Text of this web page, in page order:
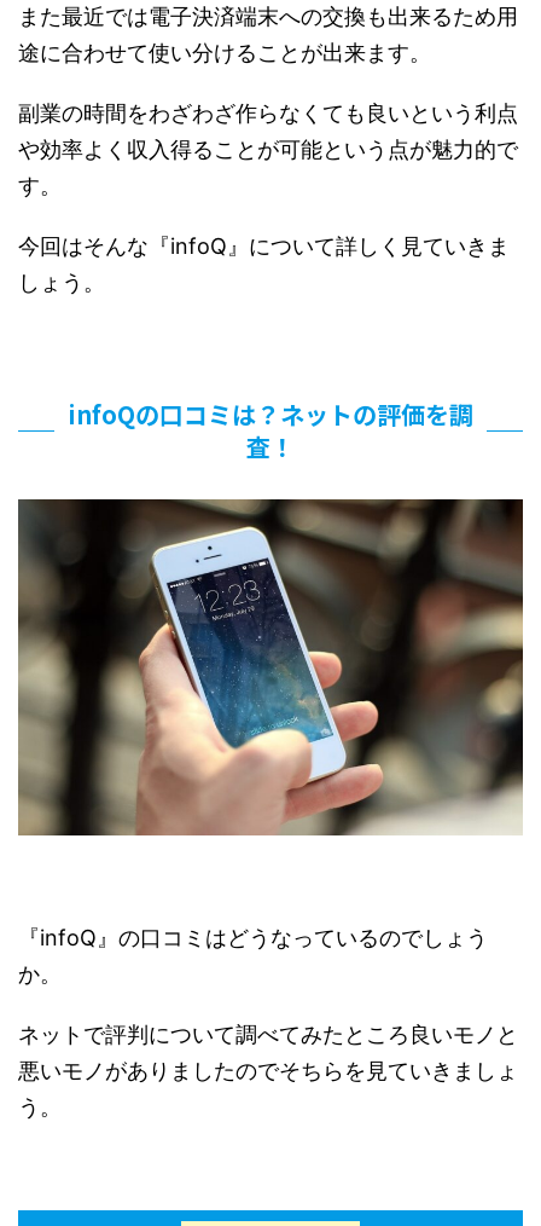
また最近では電子決済端末への交換も出来るため用
途に合わせて使い分けることが出来ます。
副業の時間をわざわざ作らなくても良いという利点
や効率よく収入得ることが可能という点が魅力的で
す。
今回はそんな『infoQ』について詳しく見ていきま
しょう。
infoQの口コミは？ネットの評価を調
査！
『infoQ』の口コミはどうなっているのでしょう
か。
ネットで評判について調べてみたところ良いモノと
悪いモノがありましたのでそちらを見ていきましょ
う。